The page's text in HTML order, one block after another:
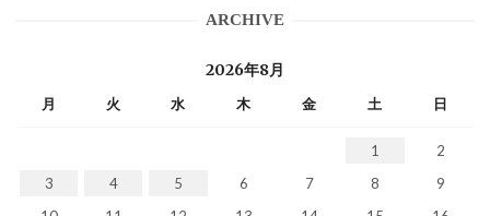
ARCHIVE
2026年8月
月 火 水 木 金 土 日
1
2
3
4 5 6 7 8
9